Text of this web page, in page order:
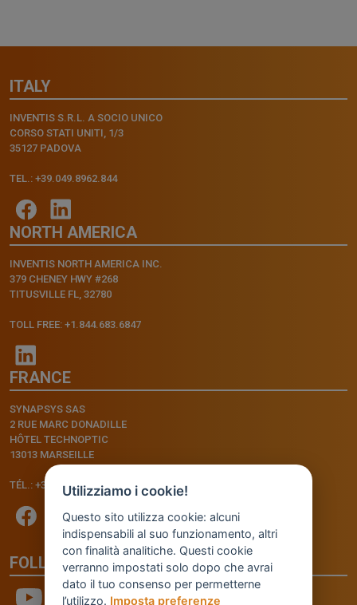
ITALY
INVENTIS S.R.L. A SOCIO UNICO
CORSO STATI UNITI, 1/3
35127 PADOVA
TEL.: +39.049.8962.844
NORTH AMERICA
INVENTIS NORTH AMERICA INC.
379 CHENEY HWY #268
TITUSVILLE FL, 32780
TOLL FREE: +1.844.683.6847
FRANCE
SYNAPSYS SAS
2 RUE MARC DONADILLE
HÔTEL TECHNOPTIC
13013 MARSEILLE
TÉL.: +33.4.91.11.75.75
FOLLOW US
Utilizziamo i cookie!
Questo sito utilizza cookie: alcuni
indispensabili al suo funzionamento, altri
con finalità analitiche. Questi cookie
verranno impostati solo dopo che avrai
dato il tuo consenso per permetterne
l’utilizzo. Imposta preferenze